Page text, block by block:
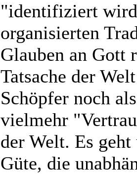
"identifiziert
organisierten
Glauben an Gott
Tatsache der
Schöpfer noch
vielmehr
der Welt. Es
Güte, die